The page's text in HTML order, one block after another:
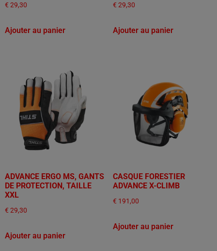
€ 29,30
Ajouter au panier
€ 29,30
Ajouter au panier
ADVANCE ERGO MS, GANTS
DE PROTECTION, TAILLE
XXL
€ 29,30
Ajouter au panier
CASQUE FORESTIER
ADVANCE X-CLIMB
€ 191,00
Ajouter au panier